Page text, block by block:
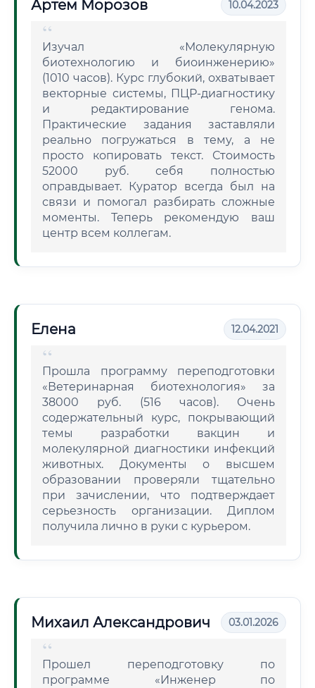
Артем Морозов 10.04.2023
Изучал «Молекулярную
биотехнологию и биоинженерию»
(1010 часов). Курс глубокий, охватывает
векторные системы, ПЦР-диагностику
и редактирование генома.
Практические задания заставляли
реально погружаться в тему, а не
просто копировать текст. Стоимость
52000 руб. себя полностью
оправдывает. Куратор всегда был на
связи и помогал разбирать сложные
моменты. Теперь рекомендую ваш
центр всем коллегам.
Елена 12.04.2021
Прошла программу переподготовки
«Ветеринарная биотехнология» за
38000 руб. (516 часов). Очень
содержательный курс, покрывающий
темы разработки вакцин и
молекулярной диагностики инфекций
животных. Документы о высшем
образовании проверяли тщательно
при зачислении, что подтверждает
серьезность организации. Диплом
получила лично в руки с курьером.
Михаил Александрович 03.01.2026
Прошел переподготовку по
программе «Инженер по